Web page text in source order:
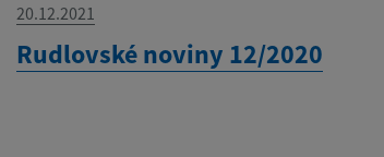
20.12.2021
Rudlovské noviny 12/2020